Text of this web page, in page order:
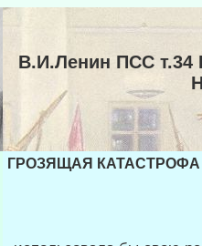
В.И.Ленин ПСС
ГРОЗЯЩАЯ КАТАСТРОФА